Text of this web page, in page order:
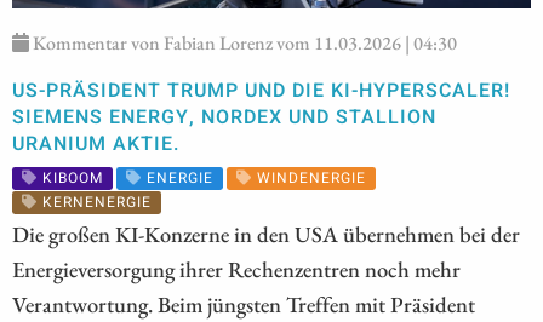
Kommentar von Fabian Lorenz vom 11.03.2026 | 04:30
US-PRÄSIDENT TRUMP UND DIE KI-HYPERSCALER!
SIEMENS ENERGY, NORDEX UND STALLION
URANIUM AKTIE.
KIBOOM ENERGIE
WINDENERGIE
KERNENERGIE
Die großen KI-Konzerne in den USA übernehmen bei der
Energieversorgung ihrer Rechenzentren noch mehr
Verantwortung. Beim jüngsten Treffen mit Präsident